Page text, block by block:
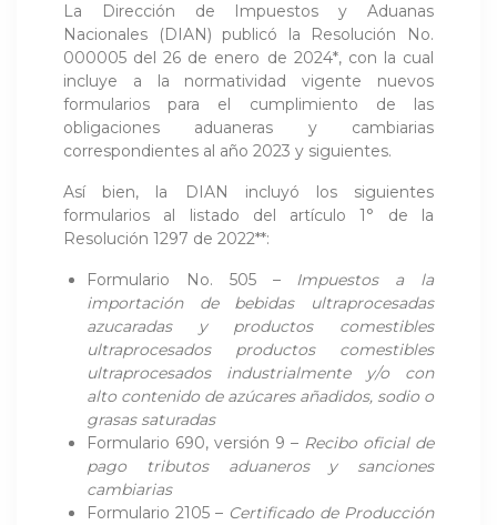
La Dirección de Impuestos y Aduanas
Nacionales (DIAN) publicó la Resolución No.
000005 del 26 de enero de 2024*, con la cual
incluye a la normatividad vigente nuevos
formularios para el cumplimiento de las
obligaciones aduaneras y cambiarias
correspondientes al año 2023 y siguientes.
Así bien, la DIAN incluyó los siguientes
formularios al listado del artículo 1° de la
Resolución 1297 de 2022**:
Formulario No. 505 – Impuestos a la
importación de bebidas ultraprocesadas
azucaradas y productos comestibles
ultraprocesados productos comestibles
ultraprocesados industrialmente y/o con
alto contenido de azúcares añadidos, sodio o
grasas saturadas
Formulario 690, versión 9 – Recibo oficial de
pago tributos aduaneros y sanciones
cambiarias
Formulario 2105 – Certificado de Producción